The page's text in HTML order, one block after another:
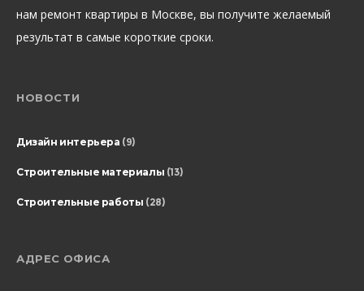
нам ремонт квартиры в Москве, вы получите желаемый
результат в самые короткие сроки.
НОВОСТИ
Дизайн интерьера (9)
Строительные материалы (13)
Строительные работы (28)
АДРЕС ОФИСА